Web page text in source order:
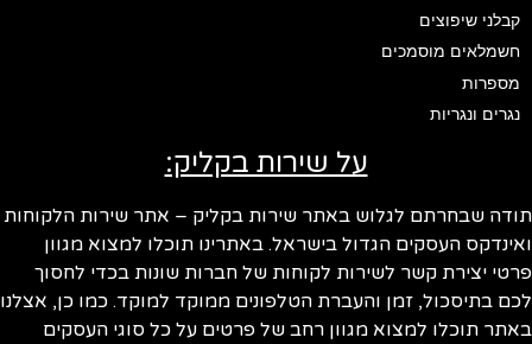
קבלני שיפוצים
חשמלאים מוסמכים
מספרות
נגרים ונגריות
על שירות בקליק:
שבחרתם לגלוש באתר שירות בקליק – אתר שירות הלקוחות
העסקים הגדול בישראל. באתרינו תוכלו למצוא מגוון
יצירת קשר לשירות לקוחות של חברות שונות בכדי לחסוך
בתיסכול, זמן והעברת הטלפונים ממוקד למוקד. כמו כן, אצלנו
תוכלו למצוא מגוון רחב של פרטים על כל סוגי העסקים